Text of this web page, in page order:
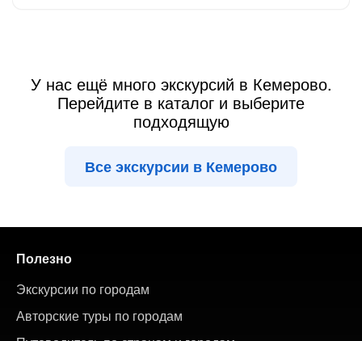
У нас ещё много экскурсий в Кемерово.
Перейдите в каталог и выберите
подходящую
Все экскурсии в Кемерово
Полезно
Экскурсии по городам
Авторские туры по городам